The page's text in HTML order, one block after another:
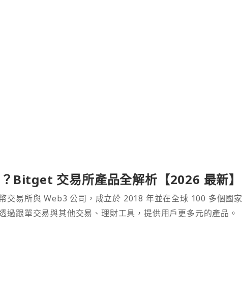
Bitget 交易所產品全解析【2026 最新】
交易所與 Web3 公司，成立於 2018 年並在全球 100 多個國
過跟單交易與其他交易、理財工具，提供用戶更多元的產品。